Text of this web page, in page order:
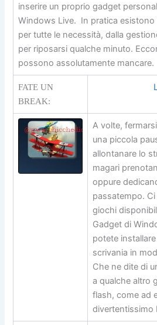
inserire un proprio gadget
Windows Live. In pratica
per tutte le necessità, dalla
per riposarsi qualche minuto.
possono assolutamente mancare.
FATE UN
BREAK:
A volte,
una piccola
allontanare lo
magari
oppure
passatempo.
giochi
Gadget di
potete
scrivania in
Che ne dite di
a qualche altro
flash, come ad
divertentissimo